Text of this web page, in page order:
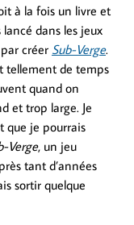
à la fois un livre et
dans les jeux
créer Sub-Verge.
de temps
quand on
et trop large. Je
que je pourrais
Verge, un jeu
tant d’années
sortir quelque